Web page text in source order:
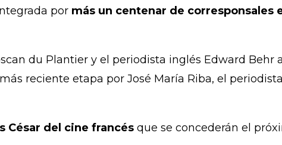
por más un centenar de corresponsales
du Plantier y el periodista inglés Edward Behr
reciente etapa por José María Riba, el
César del cine francés que se concederán el